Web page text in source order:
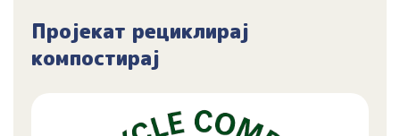
Пројекат рециклирај
компостирај